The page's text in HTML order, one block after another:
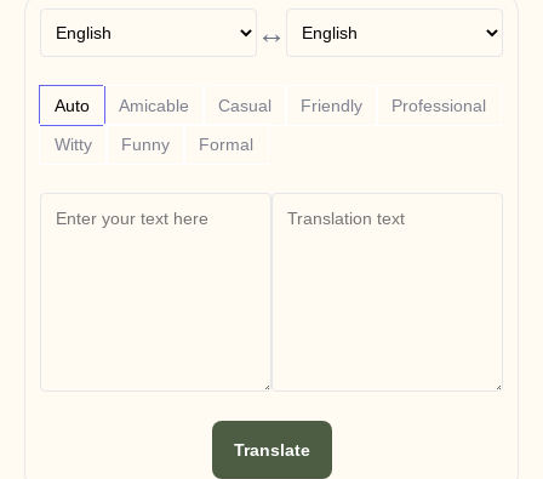
↔
Auto Amicable Casual Friendly
Professional
Witty
Funny Formal
Translate
功能请求
文档模板
Industry
Free Tools
常见问题
Announcement
Partner Program
变更管理
销售赋能